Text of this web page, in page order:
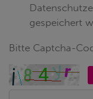
gespeichert
Bitte Captcha-